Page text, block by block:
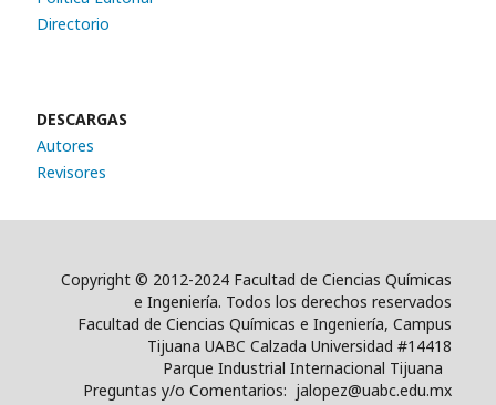
Directorio
DESCARGAS
Autores
Revisores
Copyright © 2012-2024 Facultad de Ciencias Químicas
e Ingeniería. Todos los derechos reservados
Facultad de Ciencias Químicas e Ingeniería, Campus
Tijuana UABC Calzada Universidad #14418
Parque Industrial Internacional Tijuana
Preguntas y/o Comentarios: jalopez@uabc.edu.mx